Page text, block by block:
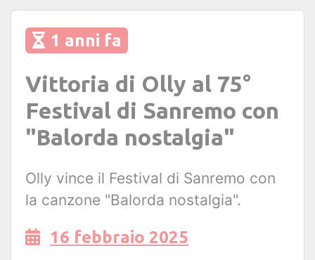
1 anni fa
Vittoria di Olly al 75°
Festival di Sanremo con
"Balorda nostalgia"
Olly vince il Festival di Sanremo con
la canzone "Balorda nostalgia".
16 febbraio 2025